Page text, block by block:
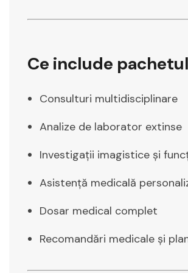
Ce include
Consulturi multidisciplinare
Analize de laborator extinse
Investigații imagistice și
Asistență medicală
Dosar medical complet
Recomandări medicale și